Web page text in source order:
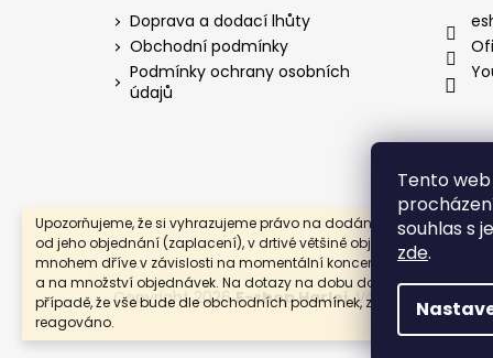
Tento
souhlas s
zde.
Upozorňujeme, že si vyhrazujeme právo na dodání zboží až do
od jeho objednání (zaplacení), v drtivé většině objednávky
mnohem dříve v závislosti na momentální koncertní vytíženosti
a na množství objednávek. Na dotazy na dobu dodání zboží
případě, že vše bude dle obchodních podmínek, z tohoto důvodu
reagováno.
Doprava a dodací lhůty
Obchodní podmínky
Podmínky ochrany osobních
údajů
Copyright 2026E-shop Harlej. Všechna práva